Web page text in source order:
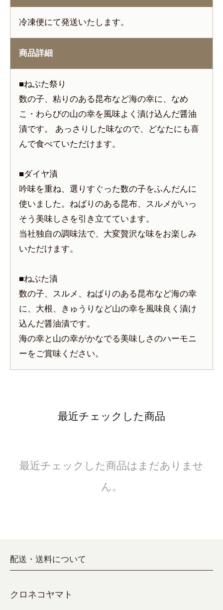
冷凍便にて発送いたします。
商品詳細
■ねぶた祭り
数の子、粘りのある昆布など海の幸に、なめ
こ・わらびの山の幸を風味よく漬け込んだ醤油
漬です。 あっさりした味なので、どなたにも喜
んで食べていただけます。
■ダイヤ漬
吟味を重ね、選りすぐった数の子をふんだんに
使いました。ねばりのある昆布、スルメがいっ
そう美味しさを引き立てています。
当社独自の調味法で、大変贅沢な味をお楽しみ
いただけます。
■ねぶた漬
数の子、スルメ、ねばりのある昆布など海の幸
に、大根、きゅうりなど山の幸を風味良く漬け
込んだ醤油漬です。
海の幸と山の幸がかなでる美味しさのハーモニ
ーをご賞味ください。
最近チェックした商品
最近チェックした商品はまだありませ
ん。
配送・送料について
クロネコヤマト